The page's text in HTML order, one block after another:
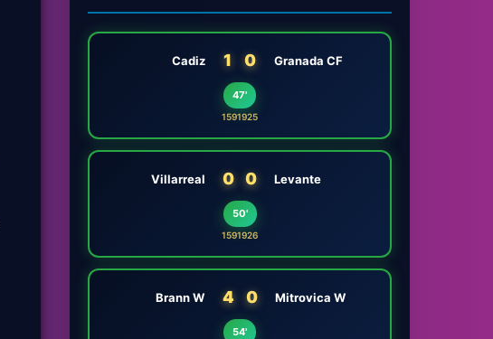
Cadiz 1 0 Granada CF
47'
1591925
Villarreal 0 0 Levante
50'
1591926
Brann W 4 0 Mitrovica W
54'